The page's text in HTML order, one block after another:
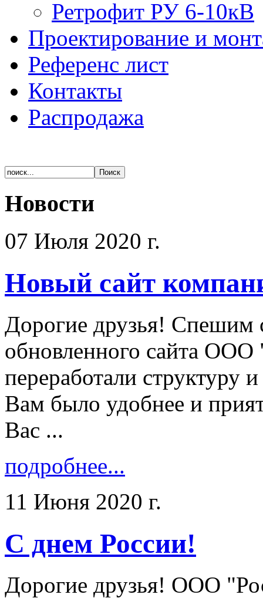
Ретрофит РУ 6-10кВ
Проектирование и
Референс лист
Контакты
Распродажа
Новости
07 Июля 2020 г.
Новый сайт
Дорогие друзья! Спешим
обновленного сайта
переработали структуру
Вам было удобнее и
Вас ...
подробнее...
11 Июня 2020 г.
С днем России!
Дорогие друзья! ООО